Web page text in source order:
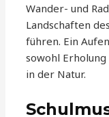
Wander- und
Landschaften
führen. Ein
sowohl Erholung
in der Natur.